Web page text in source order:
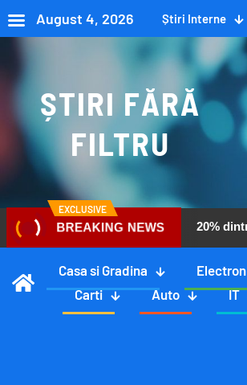
August 4, 2026 Știri Interne
ȘTIRI FĂRĂ
FILTRU
BREAKING NEWS 20%
EXCLUSIVE
Casa si Gradina
Carti
Auto IT